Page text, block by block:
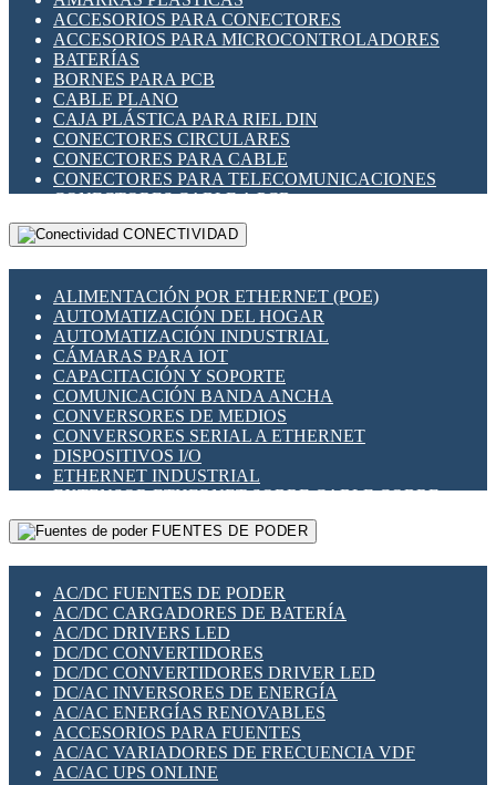
INDICADORES PARA PANEL
INTERFACES DE RELÉ
INTERRUPTORES FIN DE CARRERA
LLAVES CONMUTADORAS
MEDIDORES DE ENERGÍA Y TC'S DE CORRIENTE
MOTORES PASO A PASO
PANTALLAS HMI
PLC -CONTROLADORES LÓGICO PROGRAMABLES
PROGRAMADORES DE HORARIO
RELÉS DE PROTECCIÓN
SENSORES CAPACITIVOS
SENSORES INDUCTIVOS
TEMPORIZADORES
VARIACS
VARIADORES DE FRECUENCIA [VDF]
SECCIONADORES - INTERRUPTORES
MAQUINARIA
ACCESORIOS PARA CONECTORES
ACCESORIOS PARA MICROCONTROLADORES
BATERÍAS
BORNES PARA PCB
CABLE PLANO
CAJA PLÁSTICA PARA RIEL DIN
CONECTORES CIRCULARES
CONECTORES PARA CABLE
CONECTORES PARA TELECOMUNICACIONES
CONECTORES CABLE A PCB
CONECTORES PCB A CABLE
DIP SWITCHES
HERRAMIENTAS VARIAS
ILUMINACIÓN LED
INTERRUPTORES REED
INTERFACES DE RELÉ
OTROS RELÉS
PROTECCIÓN TÉRMICA
RELÉS AUTOMOTRICES
RELÉS DE SEÑAL
RELÉS DE ESTADO SÓLIDO SSR
RELÉS INDUSTRIALES
RELÉS MINIATURA DE POTENCIA
SENSORES MAGNÉTICOS
SWITCH Y MICROSWITCH
TARJETAS PI
UNIÓN Y DERIVACIÓN DE CABLE
CONECTIVIDAD
ALIMENTACIÓN POR ETHERNET (POE)
AUTOMATIZACIÓN DEL HOGAR
AUTOMATIZACIÓN INDUSTRIAL
CÁMARAS PARA IOT
CAPACITACIÓN Y SOPORTE
COMUNICACIÓN BANDA ANCHA
CONVERSORES DE MEDIOS
CONVERSORES SERIAL A ETHERNET
DISPOSITIVOS I/O
ETHERNET INDUSTRIAL
EXTENSOR ETHERNET SOBRE CABLE COBRE
GATEWAY LORAWAN
GESTIÓN DE REDES
PLACAS MODULARES IOT
SWITCHES Y REDES WIFI
SOLUCIONES IOT
SOLUCIONES LORAWAN
SOLUCIONES RED CELULAR
SEGURIDAD PARA REDES
SWITCHES LAN
TELEFONÍA IP (VOIP)
VIGILANCIA IP (CCTV)
MESHTASTIC
FUENTES DE PODER
AC/DC FUENTES DE PODER
AC/DC CARGADORES DE BATERÍA
AC/DC DRIVERS LED
DC/DC CONVERTIDORES
DC/DC CONVERTIDORES DRIVER LED
DC/AC INVERSORES DE ENERGÍA
AC/AC ENERGÍAS RENOVABLES
ACCESORIOS PARA FUENTES
AC/AC VARIADORES DE FRECUENCIA VDF
AC/AC UPS ONLINE